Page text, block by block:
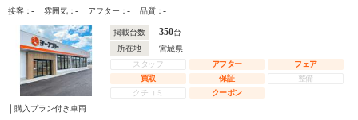
接客：- 雰囲気：- アフター：- 品質：-
掲載台数 350台
所在地
宮城県
スタッフ
アフター
フェア
買取
保証
整備
クチコミ
クーポン
購入プラン付き車両